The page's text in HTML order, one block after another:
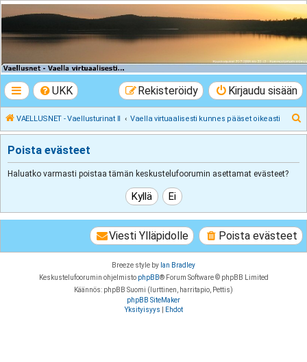
VAELLUSNET -
Vaellusturinat II
UKK Kirjaudu sisään
Rekisteröidy
VAELLUSNET - Vaellusturinat II Vaella virtuaalisesti kunnes pääset oikeasti
t
Poista evästeet
Haluatko varmasti poistaa tämän keskustelufoorumin asettamat evästeet?
Poista evästeet
Viesti Ylläpidolle
Breeze style by Ian Bradley
Keskustelufoorumin ohjelmisto phpBB® Forum Software © phpBB Limited
Käännös: phpBB Suomi (lurttinen, harritapio, Pettis)
phpBB SiteMaker
Yksityisyys
Ehdot